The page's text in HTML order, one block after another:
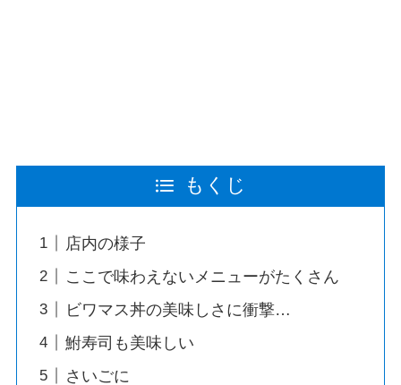
もくじ
店内の様子
ここで味わえないメニューがたくさん
ビワマス丼の美味しさに衝撃…
鮒寿司も美味しい
さいごに